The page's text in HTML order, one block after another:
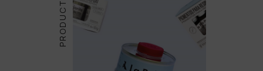
PRODUCTOS